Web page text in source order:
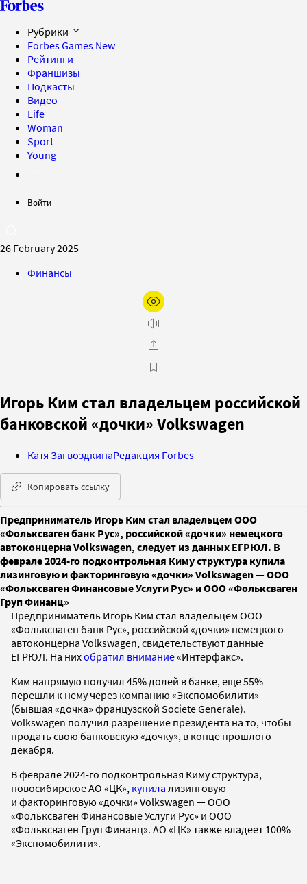
Рубрики
Forbes Games New
Рейтинги
Франшизы
Подкасты
Видео
Life
Woman
Sport
Young
Войти
26 February 2025
Финансы
Игорь Ким стал владельцем российской
банковской «дочки» Volkswagen
Катя ЗагвоздкинаРедакция Forbes
Копировать ссылку
Предприниматель Игорь Ким стал владельцем ООО
«Фольксваген банк Рус», российской «дочки» немецкого
автоконцерна Volkswagen, следует из данных ЕГРЮЛ. В
феврале 2024-го подконтрольная Киму структура купила
лизинговую и факторинговую «дочки» Volkswagen — ООО
«Фольксваген Финансовые Услуги Рус» и ООО «Фольксваген
Груп Финанц»
Предприниматель Игорь Ким стал владельцем ООО
«Фольксваген банк Рус», российской «дочки» немецкого
автоконцерна Volkswagen, свидетельствуют данные
ЕГРЮЛ. На нихобратил внимание«Интерфакс».
Ким напрямую получил 45% долей в банке, еще 55%
перешли к нему через компанию «Экспомобилити»
(бывшая «дочка» французской Societe Generale).
Volkswagen получил разрешение президента на то, чтобы
продать свою банковскую «дочку», в конце прошлого
декабря.
В феврале 2024-го подконтрольная Киму структура,
новосибирское АО «ЦК», купила лизинговую
и факторинговую «дочки» Volkswagen — ООО
«Фольксваген Финансовые Услуги Рус» и ООО
«Фольксваген Груп Финанц». АО «ЦК» также владеет 100%
«Экспомобилити».